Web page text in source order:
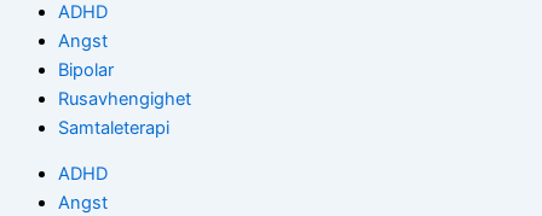
ADHD
Angst
Bipolar
Rusavhengighet
Samtaleterapi
ADHD
Angst